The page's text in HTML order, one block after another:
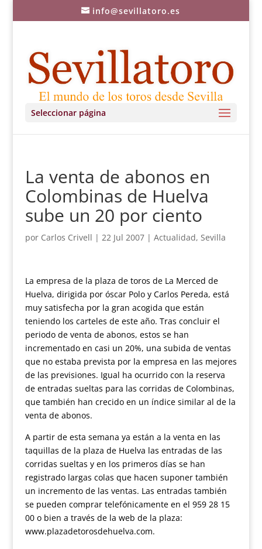
info@sevillatoro.es
Seleccionar página
La venta de abonos en
Colombinas de Huelva
sube un 20 por ciento
por Carlos Crivell | 22 Jul 2007| Actualidad, Sevilla
La empresa de la plaza de toros de La Merced de
Huelva, dirigida por óscar Polo y Carlos Pereda, está
muy satisfecha por la gran acogida que están
teniendo los carteles de este año. Tras concluir el
periodo de venta de abonos, estos se han
incrementado en casi un 20%, una subida de ventas
que no estaba prevista por la empresa en las mejores
de las previsiones. Igual ha ocurrido con la reserva
de entradas sueltas para las corridas de Colombinas,
que también han crecido en un índice similar al de la
venta de abonos.
A partir de esta semana ya están a la venta en las
taquillas de la plaza de Huelva las entradas de las
corridas sueltas y en los primeros días se han
registrado largas colas que hacen suponer también
un incremento de las ventas. Las entradas también
se pueden comprar telefónicamente en el 959 28 15
00 o bien a través de la web de la plaza:
www.plazadetorosdehuelva.com.